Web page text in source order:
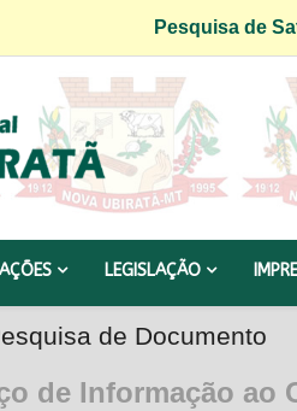
Pesquisa de
LEGISLAÇÃO
de Documento
de Informação ao